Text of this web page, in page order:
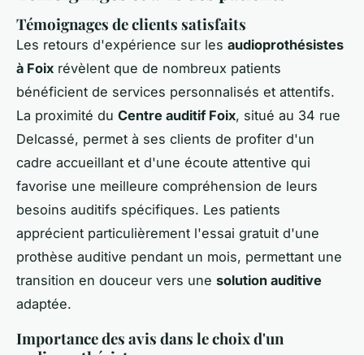
Témoignages de clients satisfaits
Les retours d'expérience sur les audioprothésistes
à Foix révèlent que de nombreux patients
bénéficient de services personnalisés et attentifs.
La proximité du Centre auditif Foix, situé au 34 rue
Delcassé, permet à ses clients de profiter d'un
cadre accueillant et d'une écoute attentive qui
favorise une meilleure compréhension de leurs
besoins auditifs spécifiques. Les patients
apprécient particulièrement l'essai gratuit d'une
prothèse auditive pendant un mois, permettant une
transition en douceur vers une solution auditive
adaptée.
Importance des avis dans le choix d'un